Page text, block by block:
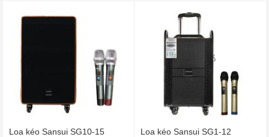
Loa kéo Sansui SG10-15 Loa kéo Sansui SG1-12